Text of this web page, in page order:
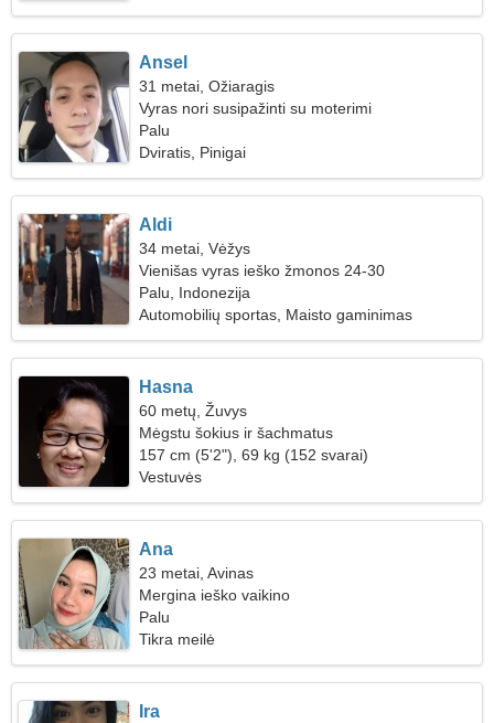
Ansel
31 metai, Ožiaragis
Vyras nori susipažinti su moterimi
Palu
Dviratis, Pinigai
Aldi
34 metai, Vėžys
Vienišas vyras ieško žmonos 24-30
Palu, Indonezija
Automobilių sportas, Maisto gaminimas
Hasna
60 metų, Žuvys
Mėgstu šokius ir šachmatus
157 cm (5'2"), 69 kg (152 svarai)
Vestuvės
Ana
23 metai, Avinas
Mergina ieško vaikino
Palu
Tikra meilė
Ira